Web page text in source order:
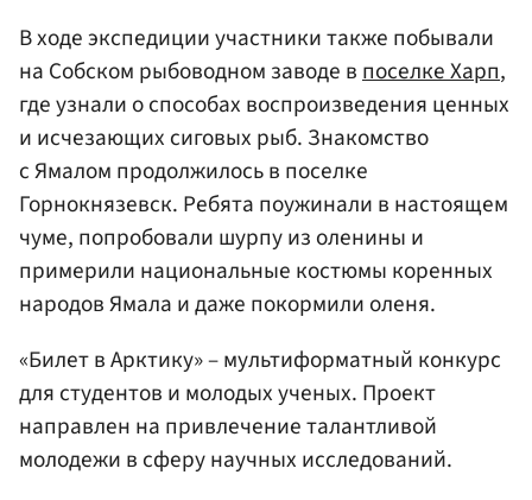
В ходе экспедиции участники также побывали
на Собском рыбоводном заводе впоселке Харп,
где узнали о способах воспроизведения ценных
и исчезающих сиговых рыб. Знакомство
с Ямалом продолжилось в поселке
Горнокнязевск. Ребята поужинали в настоящем
чуме, попробовали шурпу из оленины и
примерили национальные костюмы коренных
народов Ямала и даже покормили оленя.
«Билет в Арктику» – мультиформатный конкурс
для студентов и молодых ученых. Проект
направлен на привлечение талантливой
молодежи в сферу научных исследований.